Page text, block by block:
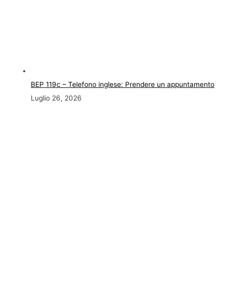
BEP 119c – Telefono inglese: Prendere un appuntamento
Luglio 26, 2026